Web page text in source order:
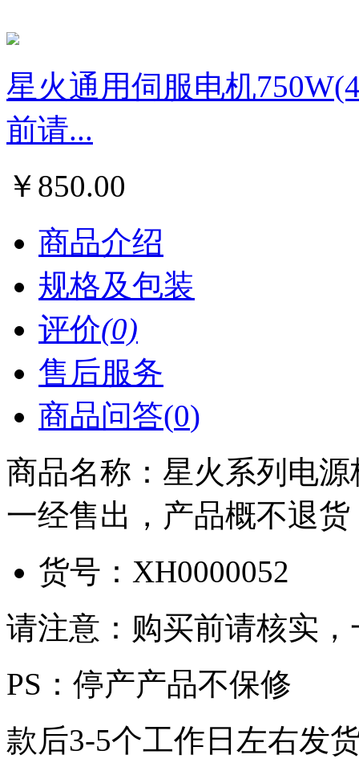
星火通用伺服电机
前请...
￥ 850.00
商品介绍
规格及包装
评价(0)
售后服务
商品问答(0)
商品名称： 星火系列电
一经售出，产品概不退货
货号： XH0000052
请注意：购买前请核实
PS：停产产品不保修
款后3-5个工作日左右发